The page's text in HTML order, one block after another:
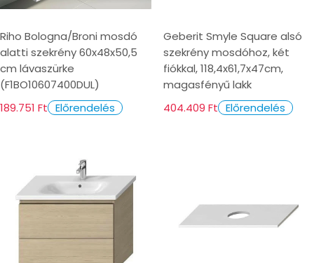
Riho Bologna/Broni mosdó
alatti szekrény 60x48x50,5
cm lávaszürke
(F1BO10607400DUL)
189.751 Ft Előrendelés
Geberit Smyle Square alsó
szekrény mosdóhoz, két
fiókkal, 118,4x61,7x47cm,
magasfényű lakk
404.409 Ft Előrendelés